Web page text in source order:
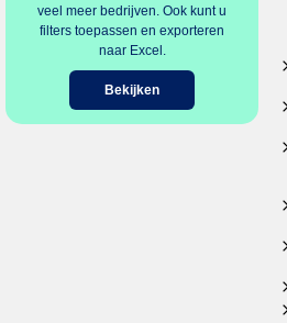
veel meer bedrijven. Ook kunt u
filters toepassen en exporteren
naar Excel.
Bekijken